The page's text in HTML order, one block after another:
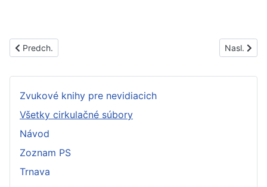
Predchádzajúci článok: PS1326C
Predch. Nasl.
Zvukové knihy pre nevidiacich
Všetky cirkulačné súbory
Návod
Zoznam PS
Trnava